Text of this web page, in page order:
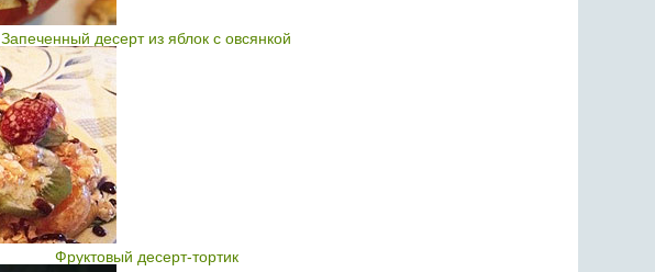
Запеченный десерт из яблок с овсянкой
Фруктовый десерт-тортик